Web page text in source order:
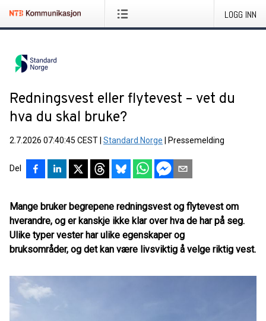
LOGG INN
Redningsvest eller flytevest – vet du
hva du skal bruke?
2.7.2026 07:40:45 CEST Standard Norge Pressemelding
Del
Mange bruker begrepene redningsvest og flytevest om
hverandre, og er kanskje ikke klar over hva de har på seg.
Ulike typer vester har ulike egenskaper og
bruksområder, og det kan være livsviktig å velge riktig vest.